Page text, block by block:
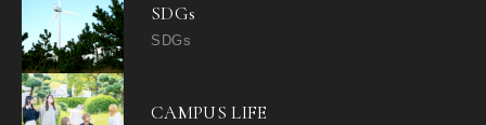
SDGs
SDGs
CAMPUS LIFE